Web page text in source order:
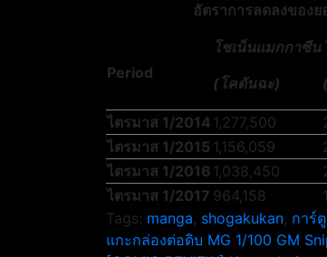
อัตราการลดลงของ
Period
โชเน็นแมกกาซีน
(โคดันฉะ)
ไตรมาส 1/2014 1,277,500
ไตรมาส 1/2015 1,156,059
ไตรมาส 1/2016 1,038,450
ไตรมาส 1/2017 964,158
Tags: manga, shogakukan, การ์
แนะแนว
แกะกล่องต่อดิบ MG 1/100 GM